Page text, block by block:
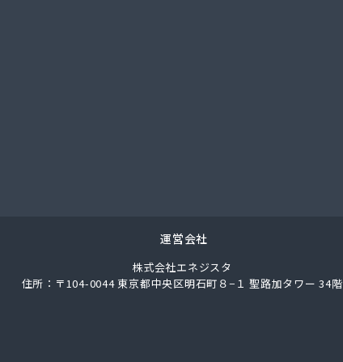
燃料株式会社 LPガスセンター
運営会社
株式会社エネジスタ
住所：〒104-0044 東京都中央区明石町８−１ 聖路加タワー 34階